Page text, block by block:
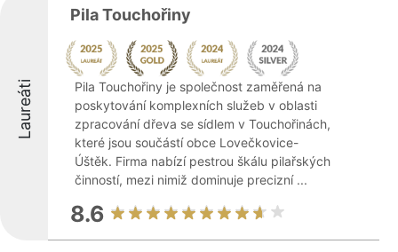
Laureáti
Pila Touchořiny
Pila Touchořiny je společnost zaměřená na
poskytování komplexních služeb v oblasti
zpracování dřeva se sídlem v Touchořinách,
které jsou součástí obce Lovečkovice-
Úštěk. Firma nabízí pestrou škálu pilařských
činností, mezi nimiž dominuje precizní ...
8.6